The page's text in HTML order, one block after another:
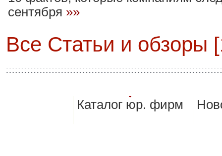
сентября »»
Все Статьи и обзоры
Каталог юр. фирм